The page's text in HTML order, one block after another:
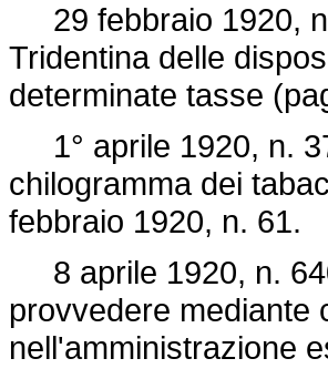
29 febbraio 1920,
Tridentina delle
determinate tasse
1° aprile 1920, n.
chilogramma dei
febbraio 1920, n. 61.
8 aprile 1920, n.
provvedere mediante
nell'amministrazione